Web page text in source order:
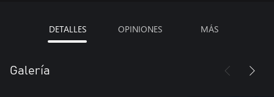
DETALLES OPINIONES MÁS
Galería